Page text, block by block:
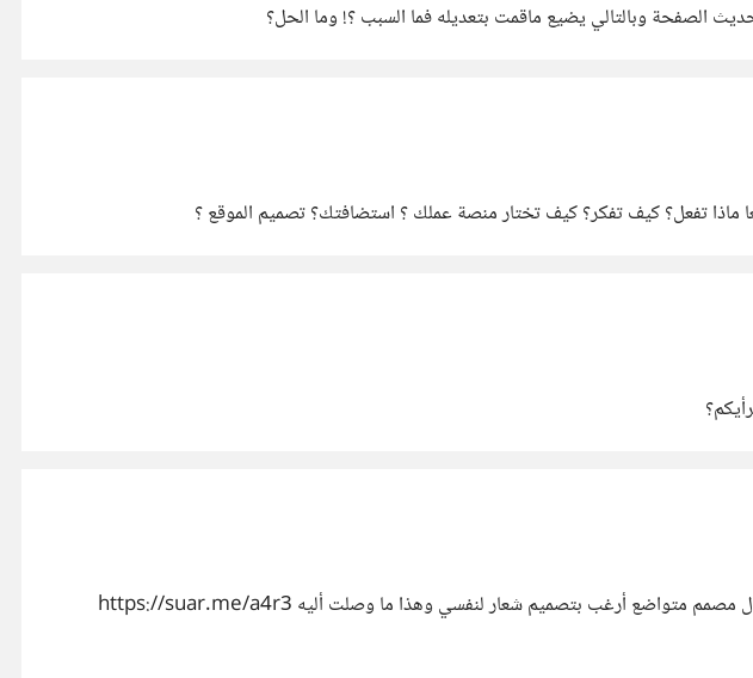
الصفحة وبالتالي يضيع ماقمت بتعديله فما السبب ؟! وما الحل؟
ماذا تفعل؟ كيف تفكر؟ كيف تختار منصة عملك ؟ استضافتك؟ تصميم الموقع ؟
كما أسلفت .. من أصعب الأمور على المصمم أن يصمم شيئا لنفسه فكيف إذا كان الشعار الخاص به أخوكم نضال مصمم متواضع أرغب بتصميم شعار لنفسي وهذا ما وصلت أليه https://suar.me/a4r3